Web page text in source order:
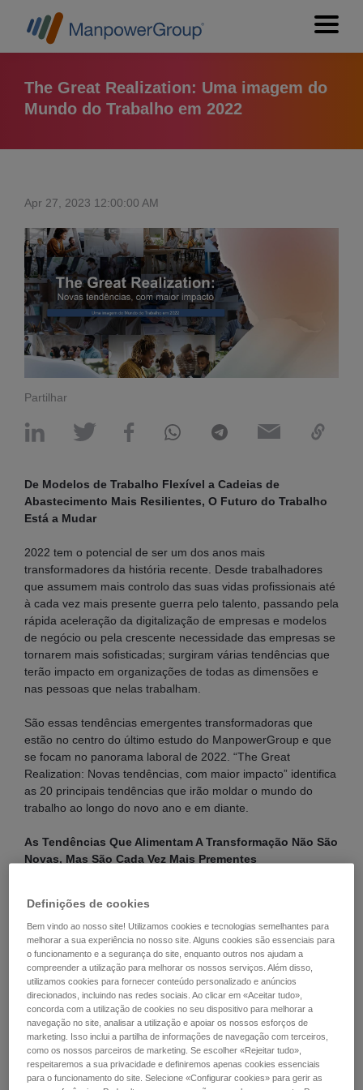
The Great Realization: Uma imagem do
Mundo do Trabalho em 2022
Apr 27, 2023 12:00:00 AM
Partilhar
De Modelos de Trabalho Flexível a Cadeias de
Abastecimento Mais Resilientes, O Futuro do Trabalho
Está a Mudar
2022 tem o potencial de ser um dos anos mais
transformadores da história recente. Desde trabalhadores
que assumem mais controlo das suas vidas profissionais até
à cada vez mais presente guerra pelo talento, passando pela
rápida aceleração da digitalização de empresas e modelos
de negócio ou pela crescente necessidade das empresas se
tornarem mais sofisticadas; surgiram várias tendências que
terão impacto em organizações de todas as dimensões e
nas pessoas que nelas trabalham.
São essas tendências emergentes transformadoras que
estão no centro do último estudo do ManpowerGroup e que
se focam no panorama laboral de 2022. “The Great
Realization: Novas tendências, com maior impacto” identifica
as 20 principais tendências que irão moldar o mundo do
trabalho ao longo do novo ano e em diante.
As Tendências Que Alimentam A Transformação Não São
Novas, Mas São Cada Vez Mais Prementes
O impacto da pandemia combinado com a aceleração
profunda transformação aos mercados de trabalho
globais. Os dados e insights do ManpowerGroup
confirmam que as mudanças estruturais e tendências
que prevemos há algum tempo continuam a acelerar o
seu ritmo de expansão.
Esta recuperação é diferente de todas as que alguma
vez vimos - a procura de competências está em níveis
recorde em muitos mercados, mas os níveis de
Definições de cookies
Bem vindo ao nosso site! Utilizamos cookies e tecnologias semelhantes para
melhorar a sua experiência no nosso site. Alguns cookies são essenciais para
o funcionamento e a segurança do site, enquanto outros nos ajudam a
compreender a utilização para melhorar os nossos serviços. Além disso,
utilizamos cookies para fornecer conteúdo personalizado e anúncios
direcionados, incluindo nas redes sociais. Ao clicar em «Aceitar tudo»,
concorda com a utilização de cookies no seu dispositivo para melhorar a
navegação no site, analisar a utilização e apoiar os nossos esforços de
marketing. Isso inclui a partilha de informações de navegação com terceiros,
como os nossos parceiros de marketing. Se escolher «Rejeitar tudo»,
respeitaremos a sua privacidade e definiremos apenas cookies essenciais
para o funcionamento do site. Selecione «Configurar cookies» para gerir as